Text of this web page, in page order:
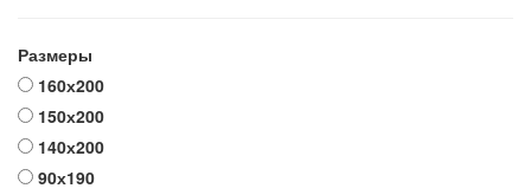
Размеры
160х200
150х200
140х200
90х190